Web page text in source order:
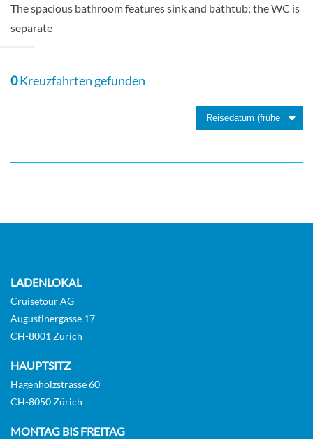
Aussenkabine
The spacious bathroom features sink and bathtub; the WC is
separate
0Kreuzfahrten gefunden
LADENLOKAL
Cruisetour AG
Augustinergasse 17
CH-8001 Zürich
HAUPTSITZ
Hagenholzstrasse 60
CH-8050 Zürich
MONTAG BIS FREITAG